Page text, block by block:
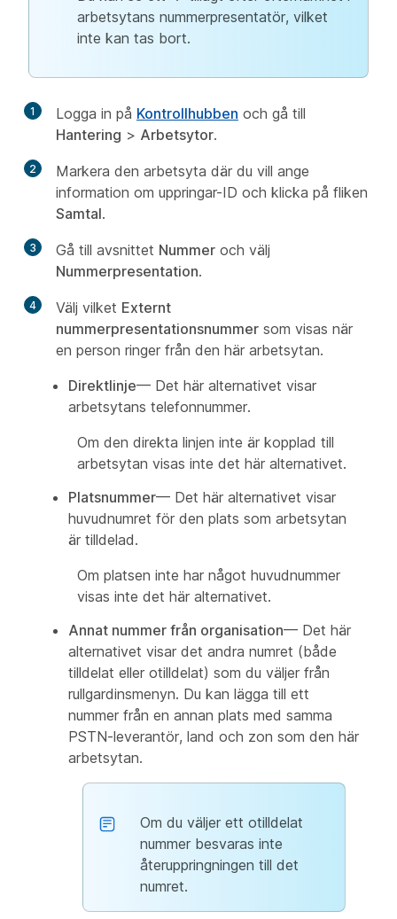
arbetsytans nummerpresentatör, vilket
inte kan tas bort.
1 Logga in på Kontrollhubben och gå till
Hantering > Arbetsytor.
2
Markera den arbetsyta där du vill ange
information om uppringar-ID och klicka på fliken
Samtal.
3 Gå till avsnittet Nummer och välj
Nummerpresentation.
4 Välj vilket Externt
nummerpresentationsnummer som visas när
en person ringer från den här arbetsytan.
Direktlinje— Det här alternativet visar
arbetsytans telefonnummer.
Om den direkta linjen inte är kopplad till
arbetsytan visas inte det här alternativet.
Platsnummer— Det här alternativet visar
huvudnumret för den plats som arbetsytan
är tilldelad.
Om platsen inte har något huvudnummer
visas inte det här alternativet.
Annat nummer från organisation— Det här
alternativet visar det andra numret (både
tilldelat eller otilldelat) som du väljer från
rullgardinsmenyn. Du kan lägga till ett
nummer från en annan plats med samma
PSTN-leverantör, land och zon som den här
arbetsytan.
Om du väljer ett otilldelat
nummer besvaras inte
återuppringningen till det
numret.